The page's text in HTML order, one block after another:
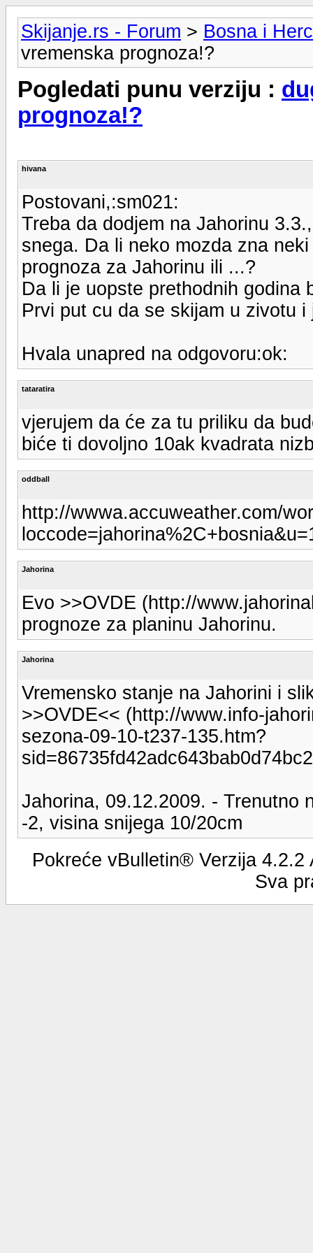
Skijanje.rs - Forum > Bosna i
vremenska prognoza!?
Pogledati punu verziju :
prognoza!?
hivana
Postovani,:sm021:
Treba da dodjem na Jahorinu
snega. Da li neko mozda zna
prognoza za Jahorinu ili ...?
Da li je uopste prethodnih godina
Prvi put cu da se skijam u zivotu
Hvala unapred na odgovoru:ok:
tataratira
vjerujem da će za tu priliku da
biće ti dovoljno 10ak kvadrata
oddball
http://wwwa.accuweather.com/
Jahorina
Evo >>OVDE (http://
prognoze za planinu Jahorinu.
Jahorina
Vremensko stanje na Jahorini i
>>OVDE<< (http://www.info-
sezona-09-10-t237-135.htm?
Jahorina, 09.12.2009. - Trenutno
-2, visina snijega 10/20cm
Pokreće vBulletin® Verzija
Sva